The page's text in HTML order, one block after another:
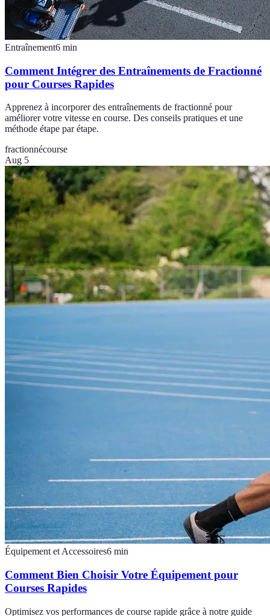
Entraînement6 min
Comment Intégrer des Entraînements de Fractionné
pour Courses Rapides
Apprenez à incorporer des entraînements de fractionné pour
améliorer votre vitesse en course. Des conseils pratiques et une
méthode étape par étape.
fractionnécourse
Aug 5
Équipement et Accessoires6 min
Comment Bien Choisir Votre Équipement pour
Courses Rapides
Optimisez vos performances de course rapide grâce à notre guide